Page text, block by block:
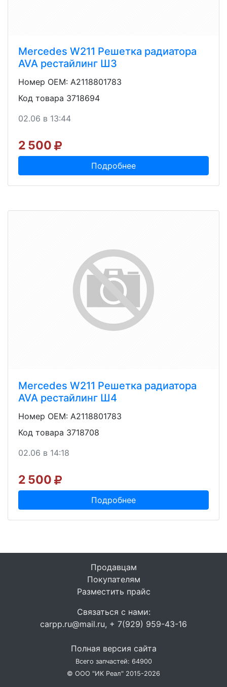
Mercedes W211 Решетка радиатора
AVA рестайлинг Ш3
Номер OEM: A2118801783
Код товара 3718694
02.06 в 13:44
2 500
Подробнее
Mercedes W211 Решетка радиатора
AVA рестайлинг Ш4
Номер OEM: A2118801783
Код товара 3718708
02.06 в 14:18
2 500
Подробнее
Продавцам
Покупателям
Разместить прайс
Связаться с нами:
carpp.ru@mail.ru, + 7(929) 959-43-16
Полная версия сайта
Всего запчастей: 64900
© ООО "ИК Реал" 2015-2026